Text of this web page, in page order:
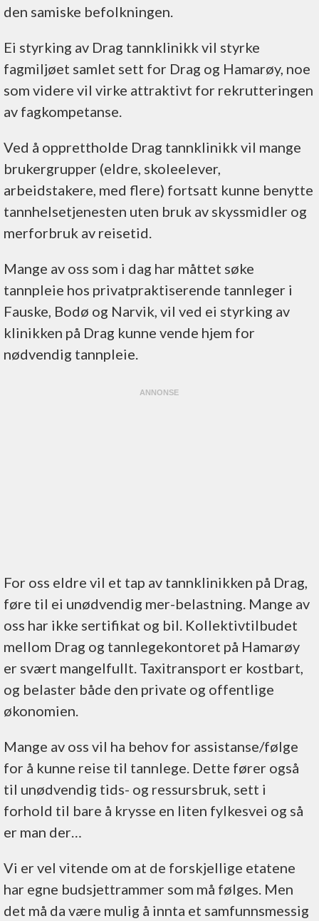
den samiske befolkningen.
Ei styrking av Drag tannklinikk vil styrke
fagmiljøet samlet sett for Drag og Hamarøy, noe
som videre vil virke attraktivt for rekrutteringen
av fagkompetanse.
Ved å opprettholde Drag tannklinikk vil mange
brukergrupper (eldre, skoleelever,
arbeidstakere, med flere) fortsatt kunne benytte
tannhelsetjenesten uten bruk av skyssmidler og
merforbruk av reisetid.
Mange av oss som i dag har måttet søke
tannpleie hos privatpraktiserende tannleger i
Fauske, Bodø og Narvik, vil ved ei styrking av
klinikken på Drag kunne vende hjem for
nødvendig tannpleie.
For oss eldre vil et tap av tannklinikken på Drag,
føre til ei unødvendig mer-belastning. Mange av
oss har ikke sertifikat og bil. Kollektivtilbudet
mellom Drag og tannlegekontoret på Hamarøy
er svært mangelfullt. Taxitransport er kostbart,
og belaster både den private og offentlige
økonomien.
Mange av oss vil ha behov for assistanse/følge
for å kunne reise til tannlege. Dette fører også
til unødvendig tids- og ressursbruk, sett i
forhold til bare å krysse en liten fylkesvei og så
er man der…
Vi er vel vitende om at de forskjellige etatene
har egne budsjettrammer som må følges. Men
det må da være mulig å innta et samfunnsmessig